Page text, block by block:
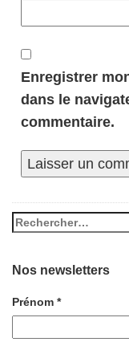
Enregistrer
dans le
commentaire.
Nos newsletters
Prénom *